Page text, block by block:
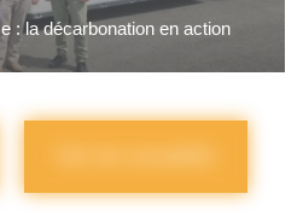
: la décarbonation en action